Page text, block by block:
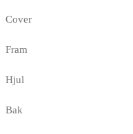
Cover
Fram
Hjul
Bak